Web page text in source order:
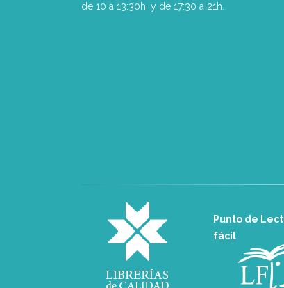
de 10 a 13:30h. y de 17:30 a 21h.
Punto de
fácil